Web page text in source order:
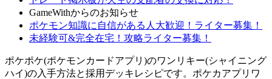
GameWithからのお知らせ
ポケモン知識に自信がある人大歓迎！ライター募集！
未経験可&完全在宅！攻略ライター募集！
ポケポケ(ポケモンカードアプリ)のワンリキー(シャイニング
ハイ)の入手方法と採用デッキレシピです。ポケカアプリワ